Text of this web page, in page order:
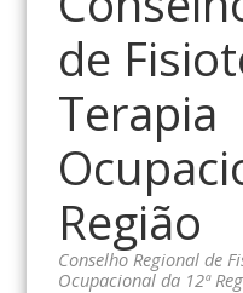
de
Terapia
Região
Conselho Regional de
Ocupacional da 12ª